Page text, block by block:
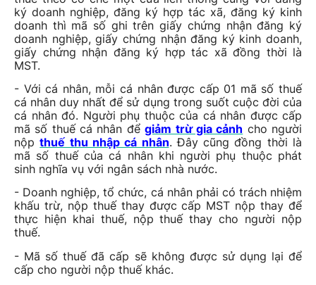
ký doanh nghiệp, đăng ký hợp tác xã, đăng ký kinh
doanh thì mã số ghi trên giấy chứng nhận đăng ký
doanh nghiệp, giấy chứng nhận đăng ký kinh doanh,
giấy chứng nhận đăng ký hợp tác xã đồng thời là
MST.
- Với cá nhân, mỗi cá nhân được cấp 01 mã số thuế
cá nhân duy nhất để sử dụng trong suốt cuộc đời của
cá nhân đó. Người phụ thuộc của cá nhân được cấp
mã số thuế cá nhân đểgiảm trừ gia cảnh cho người
nộpthuế thu nhập cá nhân. Đây cũng đồng thời là
mã số thuế của cá nhân khi người phụ thuộc phát
sinh nghĩa vụ với ngân sách nhà nước.
- Doanh nghiệp, tổ chức, cá nhân phải có trách nhiệm
khấu trừ, nộp thuế thay được cấp MST nộp thay để
thực hiện khai thuế, nộp thuế thay cho người nộp
thuế.
- Mã số thuế đã cấp sẽ không được sử dụng lại để
cấp cho người nộp thuế khác.